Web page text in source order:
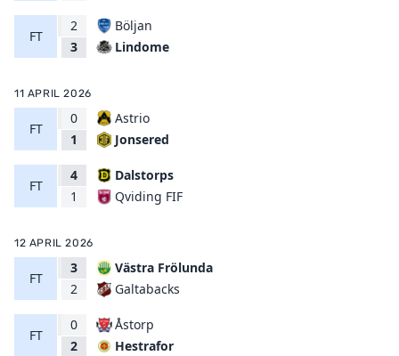
FT
2
3
Böljan
Lindome
11 APRIL 2026
FT
0
1
Astrio
Jonsered
FT
4
1
Dalstorps
Qviding FIF
12 APRIL 2026
FT
3
2
Västra Frölunda
Galtabacks
FT
0
2
Åstorp
Hestrafor